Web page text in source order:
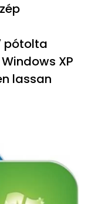
pótolta
XP
lassan